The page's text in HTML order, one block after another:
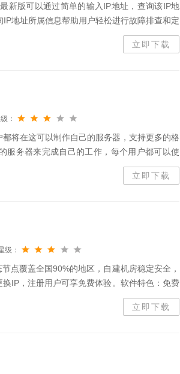
新版可以通过简单的输入IP地址，查询该IP地
地址所属信息帮助用户轻松进行故障排查和定
立即下载
：
将在这可以制作自己的服务器，支持更多的格
服务器来完成自己的工作，每个用户都可以使
决跨网访问、南北互联等不同网络之间互访的
立即下载
级：
点覆盖全国90%的地区，自建机房稳定安全，
IP，注册用户可享免费体验。软件特色：免费
态节点覆盖超过全国90%的城市代理IP支持安
立即下载